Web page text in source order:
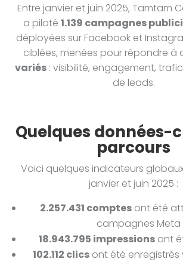
Entre janvier et juin 2025, Tamtam
a piloté 1.139 campagnes
déployées sur Facebook et
ciblées, menées pour répondre à
variés : visibilité, engagement,
de leads.
Quelques données-
parcours
Voici quelques indicateurs
janvier et juin 2025 :
2.257.431 comptesont été
campagnes Meta
18.943.795 impressions ont
102.112 clics ont été enregistrés